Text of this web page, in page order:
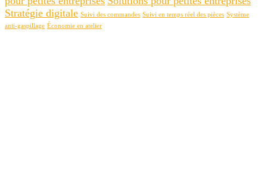
Stratégie digitale Suivi des commandes Suivi en temps réel des pièces Système
anti-gaspillage Économie en atelier